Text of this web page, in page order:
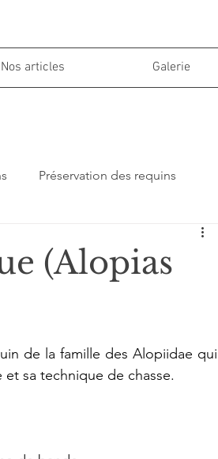
Nos articles Galerie
Préservation des requins
(Alopias
de la famille des Alopiidae qui
sa technique de chasse.